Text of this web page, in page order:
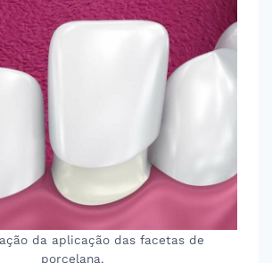
da aplicação das facetas de
porcelana.